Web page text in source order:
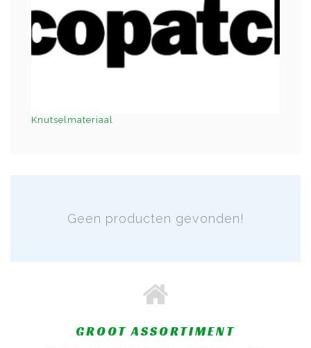
Knutselmateriaal
Geen producten gevonden!
GROOT ASSORTIMENT